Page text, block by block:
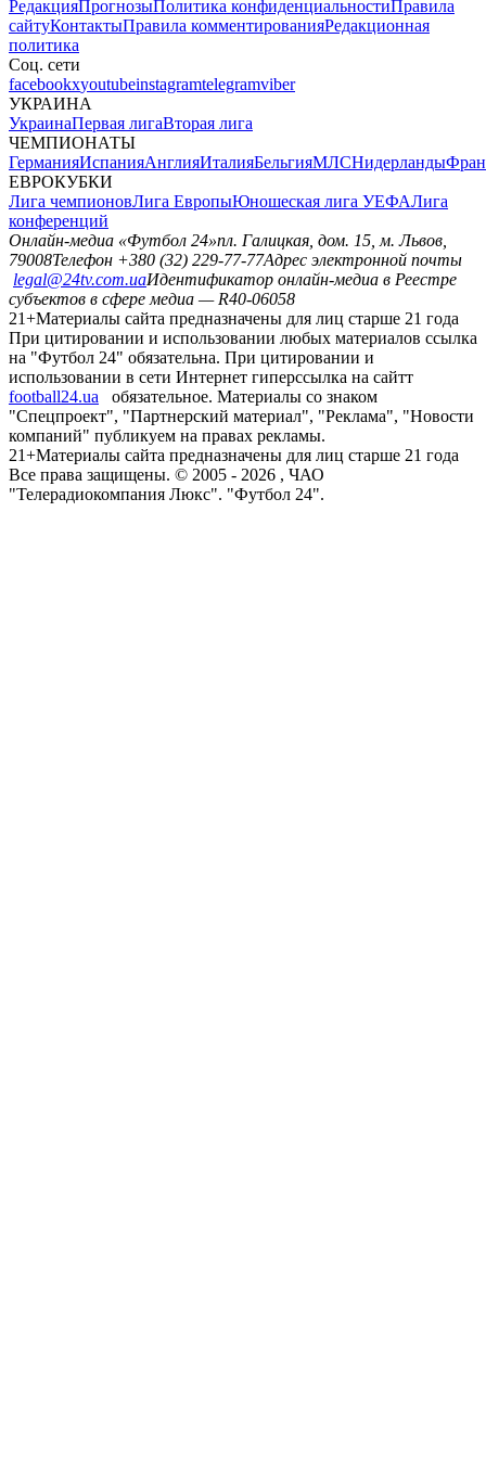
РедакцияПрогнозыПолитика конфиденциальностиПравила
сайтуКонтактыПравила комментированияРедакционная
политика
Соц. сети
facebookxyoutubeinstagramtelegramviber
УКРАИНА
УкраинаПервая лигаВторая лига
ЧЕМПИОНАТЫ
ГерманияИспанияАнглияИталияБельгияМЛСНидерланды
ЕВРОКУБКИ
Лига чемпионовЛига ЕвропыЮношеская лига УЕФАЛига
конференций
Онлайн-медиа «Футбол 24»пл. Галицкая, дом. 15, м. Львов,
79008Телефон +380 (32) 229-77-77Адрес электронной почты
legal@24tv.com.uaИдентификатор онлайн-медиа в Реестре
субъектов в сфере медиа — R40-06058
21+Материалы сайта предназначены для лиц старше 21 года
При цитировании и использовании любых материалов ссылка
на "Футбол 24" обязательна. При цитировании и
использовании в сети Интернет гиперссылка на сайтт
football24.ua
обязательное. Материалы со знаком
"Спецпроект", "Партнерский материал", "Реклама", "Новости
компаний" публикуем на правах рекламы.
21+Материалы сайта предназначены для лиц старше 21 года
Все права защищены. © 2005 - 2026 , ЧАО
"Телерадиокомпания Люкс". "Футбол 24".